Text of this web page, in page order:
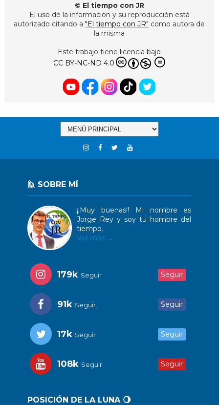
© El tiempo con JR
El uso de la información y su reproducción está
autorizado citando a "El tiempo con JR" como autora de
la misma
Este trabajo tiene licencia bajo
CC BY-NC-ND 4.0
🙋 SOBRE MÍ
¡¡Muy buenas!! Mi nombre es
Jorge Rey y soy tu hombre del
tiempo.
Ver más →
179k Seguir Seguir
91k Seguir Seguir
17k Seguir Seguir
108k Seguir Seguir
POSICIÓN DE LA LUNA 🌖